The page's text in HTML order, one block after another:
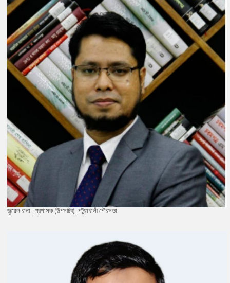
জুয়েল রানা , প্রশাসক (উপসচিব), পটুয়াখালী পৌরসভা